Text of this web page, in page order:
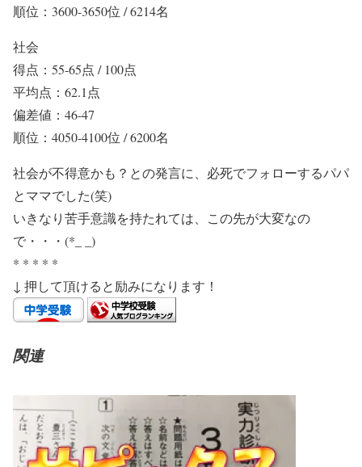
順位：3600-3650位 / 6214名
社会
得点：55-65点 / 100点
平均点：62.1点
偏差値：46-47
順位：4050-4100位 / 6200名
社会が不得意かも？との発言に、必死でフォローするパパ
とママでした(笑)
いきなり苦手意識を持たれては、この先が大変なの
で・・・(*_ _)
* * * * *
↓ 押して頂けると励みになります！
関連